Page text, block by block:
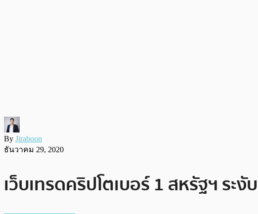
By Jiraboon
ธันวาคม 29, 2020
เว็บเทรดคริปโตเบอร์ 1 สหรัฐฯ ระ